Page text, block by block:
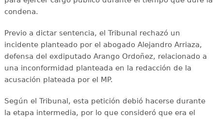
condena.
Previo a dictar sentencia, el Tribunal rechazó un
incidente planteado por el abogado Alejandro Arriaza,
defensa del exdiputado Arango Ordoñez, relacionado a
una inconformidad planteada en la redacción de la
acusación plateada por el MP.
Según el Tribunal, esta petición debió hacerse durante
la etapa intermedia, por lo que consideró que era el